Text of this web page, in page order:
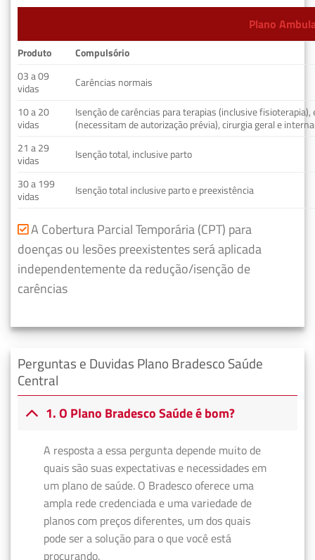
Plano
Produto
Compulsório
03 a 09
vidas
Carências normais
10 a 20
vidas
Isenção de carências para terapias (inclusive fisioterapia),
(necessitam de autorização prévia), cirurgia geral e
21 a 29
vidas
Isenção total, inclusive parto
30 a 199
vidas
Isenção total inclusive parto e preexistência
A Cobertura Parcial Temporária (CPT) para
doenças ou lesões preexistentes será aplicada
independentemente da redução/isenção de
carências
Perguntas e Duvidas Plano Bradesco Saúde
Central
1. O Plano Bradesco Saúde é bom?
A resposta a essa pergunta depende muito de
quais são suas expectativas e necessidades em
um plano de saúde. O Bradesco oferece uma
ampla rede credenciada e uma variedade de
planos com preços diferentes, um dos quais
pode ser a solução para o que você está
procurando.